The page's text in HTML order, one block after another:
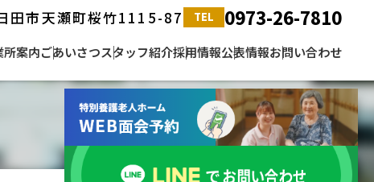
所案内ごあいさつスタッフ紹介採用情報公表情報お問い合わせ
田市天瀬町桜竹1115-87 TEL 0973-26-7810